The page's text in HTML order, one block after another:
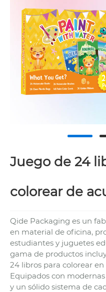
Juego de 24
colorear de
Qide Packaging es un
en material de oficina,
estudiantes y juguetes
gama de productos
24 libros para colorear
Equipados con
y un sólido sistema de